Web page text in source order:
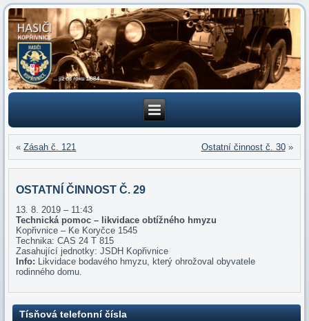
«Zásah č. 121 Ostatní činnost č. 30»
OSTATNÍ ČINNOST Č. 29
13. 8. 2019 – 11:43
Technická pomoc – likvidace obtížného hmyzu
Kopřivnice – Ke Koryčce 1545
Technika: CAS 24 T 815
Zasahující jednotky: JSDH Kopřivnice
Info: Likvidace bodavého hmyzu, který ohrožoval obyvatele
rodinného domu.
Tísňová telefonní čísla